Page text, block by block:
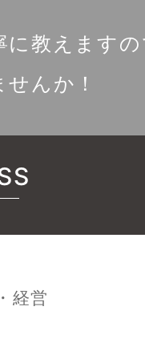
に教えます
んか！
経営